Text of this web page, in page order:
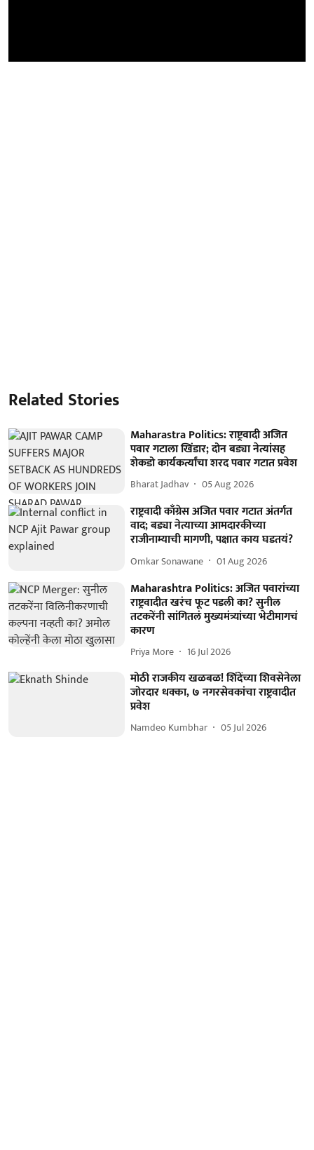
Related Stories
Maharastra Politics: राष्ट्रवादी अजित
पवार गटाला खिंडार; दोन बड्या नेत्यांसह
शेकडो कार्यकर्त्यांचा शरद पवार गटात प्रवेश
Bharat Jadhav 05 Aug 2026
राष्ट्रवादी काँग्रेस अजित पवार गटात अंतर्गत
वाद; बड्या नेत्याच्या आमदारकीच्या
राजीनाम्याची मागणी, पक्षात काय घडतयं?
Omkar Sonawane 01 Aug 2026
Maharashtra Politics: अजित पवारांच्या
राष्ट्रवादीत खरंच फूट पडली का? सुनील
तटकरेंनी सांगितलं मुख्यमंत्र्यांच्या भेटीमागचं
कारण
Priya More 16 Jul 2026
मोठी राजकीय खळबळ! शिंदेंच्या शिवसेनेला
जोरदार धक्का, ७ नगरसेवकांचा राष्ट्रवादीत
प्रवेश
Namdeo Kumbhar 05 Jul 2026